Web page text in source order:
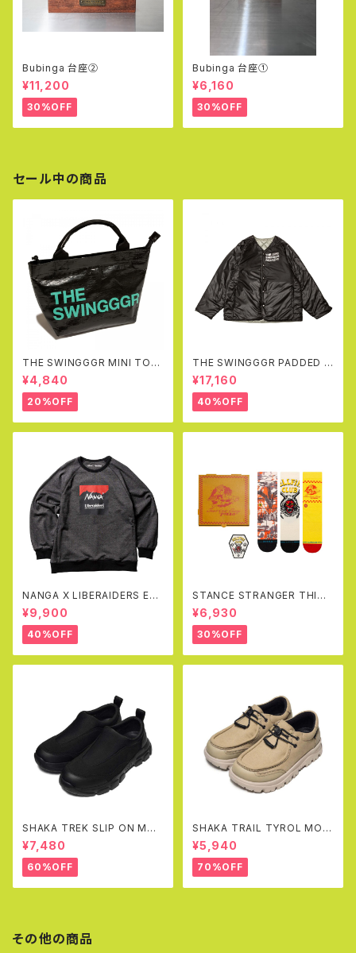
Bubinga 台座②
¥11,200
30%OFF
Bubinga 台座①
¥6,160
30%OFF
セール中の商品
THE SWINGGGR MINI TOT
EBAG, BLACK
¥4,840
20%OFF
THE SWINGGGR PADDED R
EVERSIBLE JK (BLACK&GR
AY)
¥17,160
40%OFF
NANGA X LIBERAIDERS EC
O HYBRID SWEAT SHIRT(B
LACK)
¥9,900
40%OFF
STANCE STRANGER THING
S X STANCE CREW SOCKS
BOX SET
¥6,930
30%OFF
SHAKA TREK SLIP ON MOC
AT
¥7,480
60%OFF
SHAKA TRAIL TYROL MOC
EX(SAND)
¥5,940
70%OFF
その他の商品